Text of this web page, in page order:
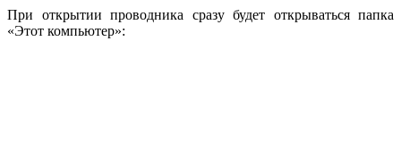
При открытии проводника сразу будет открываться папка
«Этот компьютер»: